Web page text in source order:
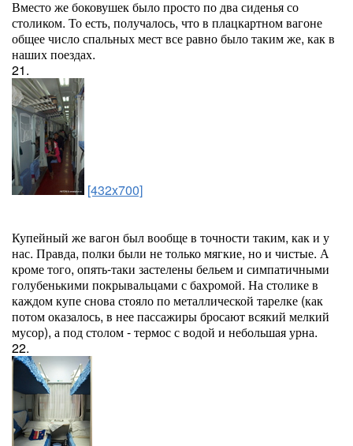
Вместо же боковушек было просто по два сиденья со
столиком. То есть, получалось, что в плацкартном вагоне
общее число спальных мест все равно было таким же, как в
наших поездах.
21.
[432x700]
Купейный же вагон был вообще в точности таким, как и у
нас. Правда, полки были не только мягкие, но и чистые. А
кроме того, опять-таки застелены бельем и симпатичными
голубенькими покрывальцами с бахромой. На столике в
каждом купе снова стояло по металлической тарелке (как
потом оказалось, в нее пассажиры бросают всякий мелкий
мусор), а под столом - термос с водой и небольшая урна.
22.